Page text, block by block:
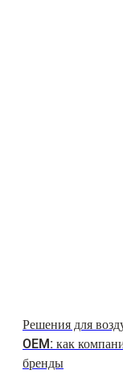
Решения для
OEM: как
бренды